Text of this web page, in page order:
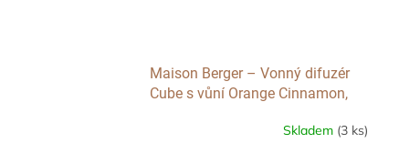
Maison Berger – Vonný difuzér
Cube s vůní Orange Cinnamon,
Skladem (3 ks)